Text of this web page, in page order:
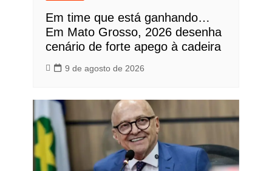
Em time que está ganhando…
Em Mato Grosso, 2026 desenha
cenário de forte apego à cadeira
9 de agosto de 2026